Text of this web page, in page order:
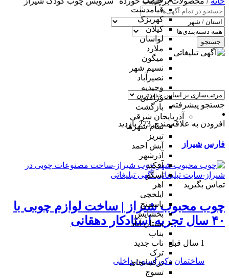
قیامدشت
کهریزک
کیلان
لواسان
ملارد
میگون
نسیم شهر
نصیرآباد
وحیدیه
ورامین
بازگشت
آذربایجان شرقی
تمام شهر‌ها
تبریز
آبش احمد
آذرشهر
آقکند
اسکو
اهر
ایلخچی
باسمنج
بخشایش
بستان آباد
بناب
ناب جدید
ترک
ترکمانچای
تسوج
جستجو
جستجو پیشرفته
افزودن به علاقه‌مندی 273 بازدید
فارس شیراز
تماس بگیرید
چوب محبوب شیراز | ساخت لوازم چوبی با
۴۰ سال تجربه استادکار دهقانی
1 سال قبل
ساختمان دکوراسیون داخلی